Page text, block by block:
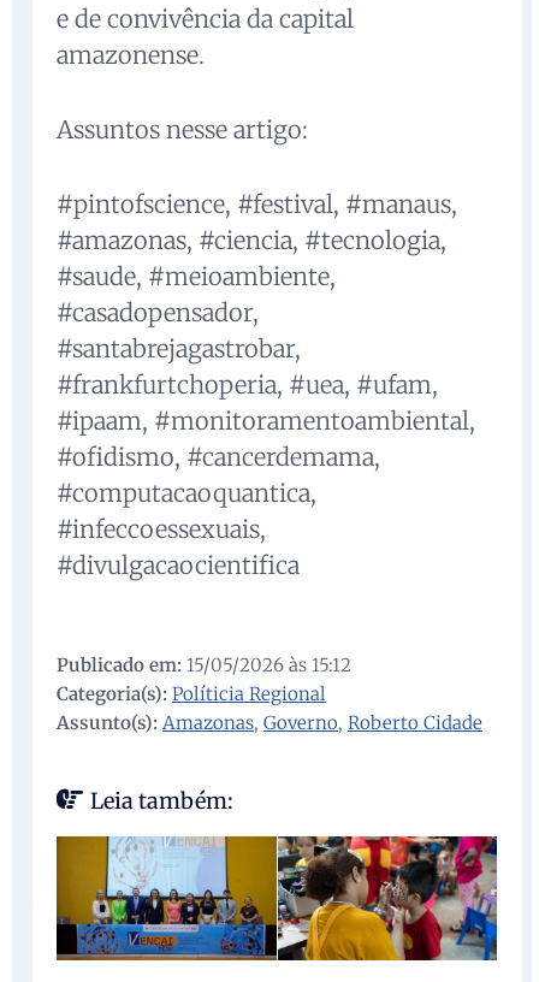
e de convivência da capital
amazonense.
Assuntos nesse artigo:
#pintofscience, #festival, #manaus,
#amazonas, #ciencia, #tecnologia,
#saude, #meioambiente,
#casadopensador,
#santabrejagastrobar,
#frankfurtchoperia, #uea, #ufam,
#ipaam, #monitoramentoambiental,
#ofidismo, #cancerdemama,
#computacaoquantica,
#infeccoessexuais,
#divulgacaocientifica
Publicado em: 15/05/2026 às 15:12
Categoria(s): Políticia Regional
Assunto(s): Amazonas, Governo, Roberto Cidade
Leia também: